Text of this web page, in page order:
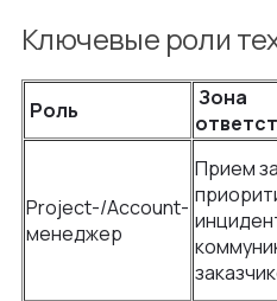
Ключевые роли
Роль
Зона
Project-/Account-
менеджер
Прием